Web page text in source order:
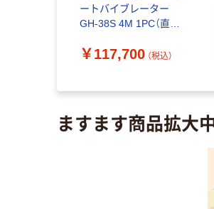
ートバイブレーター
GH-38S 4M 1PC（直送
￥117,700 （税込）
ますます商品拡大